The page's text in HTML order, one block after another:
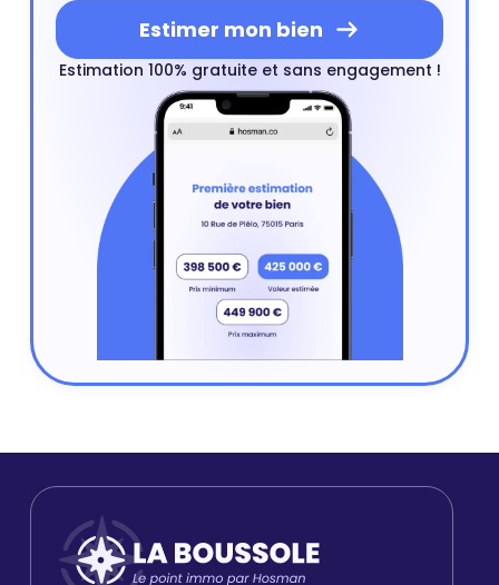
Estimer mon bien
Estimation 100% gratuite et sans engagement !